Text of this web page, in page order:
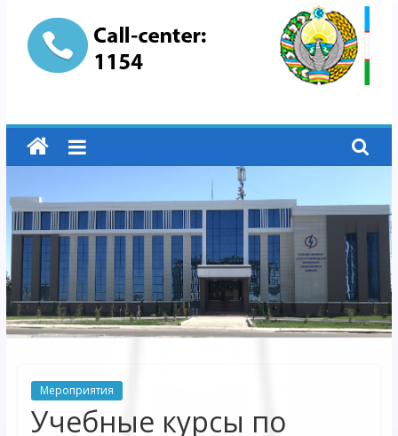
АО
"Бухарское
Предприятие
Территориальных
Электрических
сетей"
АО
"Бухарское
Электрических
сетей"
Мероприятия
Учебные курсы по